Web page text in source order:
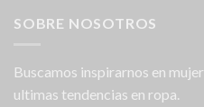
SOBRE NOSOTROS
Buscamos inspirarnos en
ultimas tendencias en ropa.